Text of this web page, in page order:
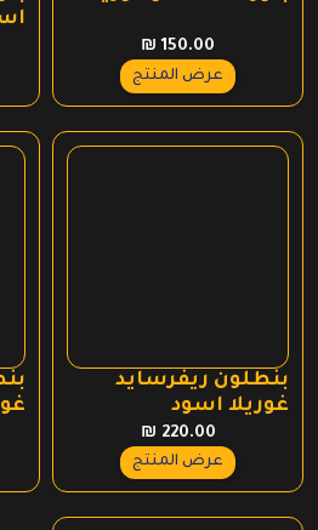
₪ 150.00
عرض المنتج
بنطلون ريفرسايد
غوريلا اسود
₪ 220.00
عرض المنتج